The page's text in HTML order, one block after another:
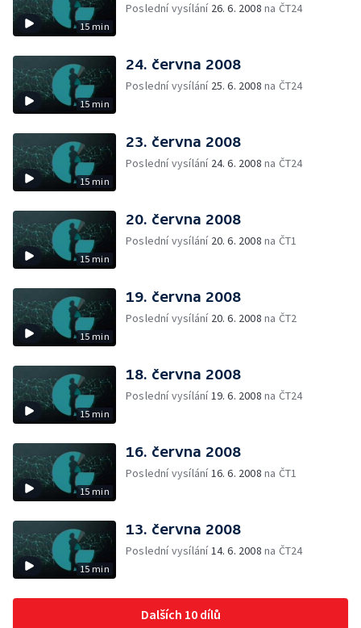
15 min
Poslední vysílání 26. 6. 2008 na ČT24
15 min
24. června 2008
Poslední vysílání 25. 6. 2008 na ČT24
15 min
23. června 2008
Poslední vysílání 24. 6. 2008 na ČT24
15 min
20. června 2008
Poslední vysílání 20. 6. 2008 na ČT1
15 min
19. června 2008
Poslední vysílání 20. 6. 2008 na ČT2
15 min
18. června 2008
Poslední vysílání19. 6. 2008 na ČT24
15 min
16. června 2008
Poslední vysílání16. 6. 2008 na ČT1
15 min
13. června 2008
Poslední vysílání14. 6. 2008 na ČT24
Dalších 10 dílů